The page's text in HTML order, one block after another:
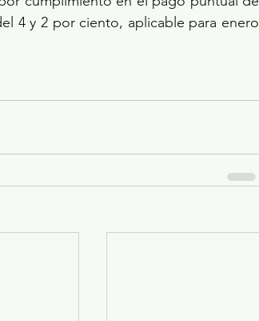
4 y 2 por ciento, aplicable para enero